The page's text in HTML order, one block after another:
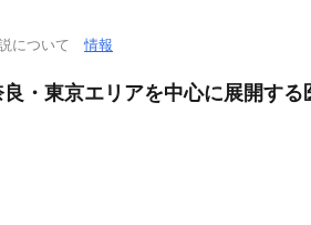
説について情報
・東京エリアを中心に展開する